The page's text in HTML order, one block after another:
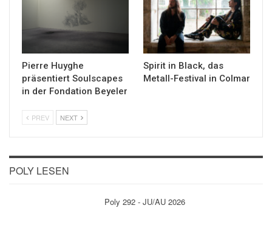
Pierre Huyghe
präsentiert Soulscapes
in der Fondation Beyeler
Spirit in Black, das
Metall-Festival in Colmar
PREV NEXT
POLY LESEN
Poly 292 - JU/AU 2026